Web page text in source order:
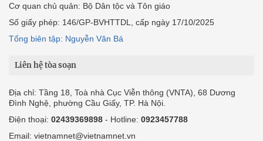
Cơ quan chủ quản: Bộ Dân tộc và Tôn giáo
Số giấy phép: 146/GP-BVHTTDL, cấp ngày 17/10/2025
Tổng biên tập: Nguyễn Văn Bá
Liên hệ tòa soạn
Địa chỉ: Tầng 18, Toà nhà Cục Viễn thông (VNTA), 68 Dương
Đình Nghệ, phường Cầu Giấy, TP. Hà Nội.
Điện thoại: 02439369898 - Hotline: 0923457788
Email: vietnamnet@vietnamnet.vn